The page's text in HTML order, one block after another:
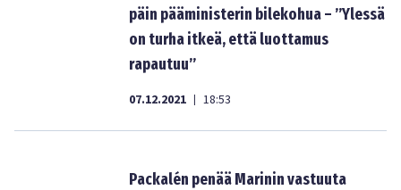
päin pääministerin bilekohua – ”Ylessä
on turha itkeä, että luottamus
rapautuu”
07.12.2021 | 18:53
Packalén penää Marinin vastuuta